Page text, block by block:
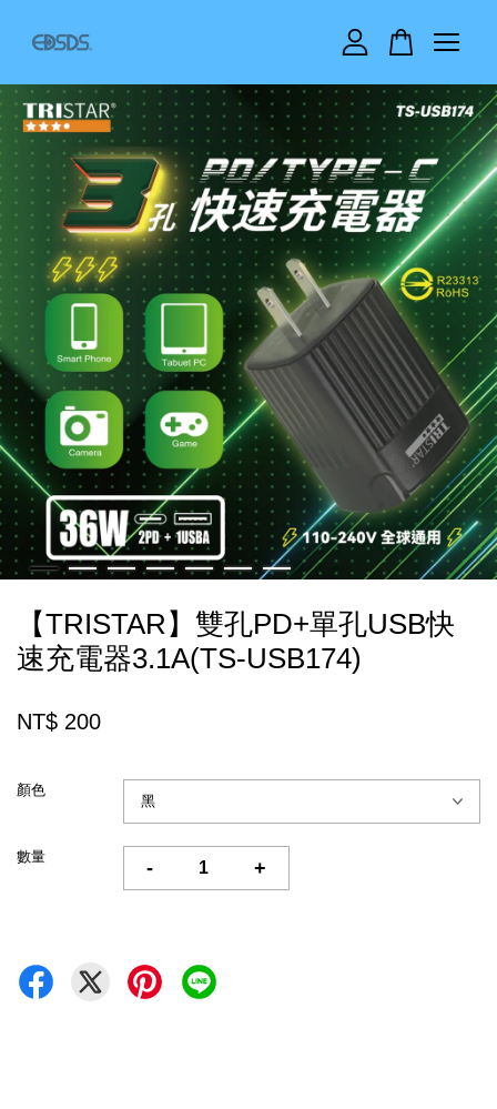
【TRISTAR】雙孔PD+單孔USB快
速充電器3.1A(TS-USB174)
NT$ 200
顏色
數量
- +
您的購物車目前還是空的。
繼續購物